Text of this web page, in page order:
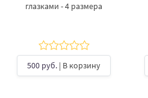
глазками - 4 размера
500 руб. | В корзину